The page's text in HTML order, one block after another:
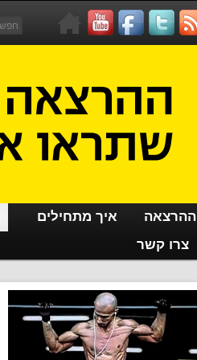
ההרצאה איך מתחילים
צרו קשר